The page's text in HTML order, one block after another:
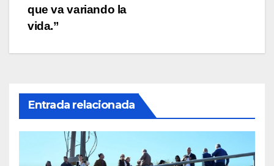
que va variando la
vida.”
Entrada relacionada